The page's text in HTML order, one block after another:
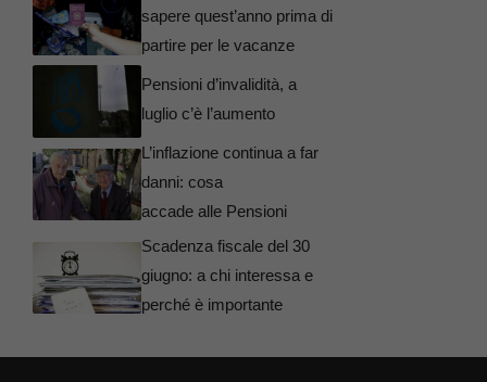
sapere quest’anno prima di
partire per le vacanze
Pensioni d’invalidità, a
luglio c’è l’aumento
L’inflazione continua a far
danni: cosa
accade alle Pensioni
Scadenza fiscale del 30
giugno: a chi interessa e
perché è importante